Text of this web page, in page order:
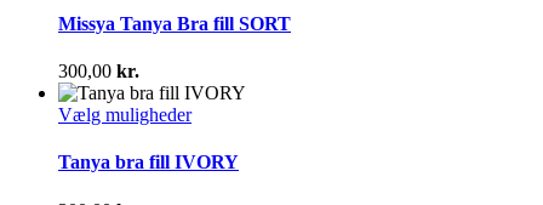
varesiden
har
Mulighederne
kan
vælges
varesiden
Missya Tanya Bra fill SORT
300,00 kr.
Vælg mulighederDette
har
Tanya bra fill IVORY